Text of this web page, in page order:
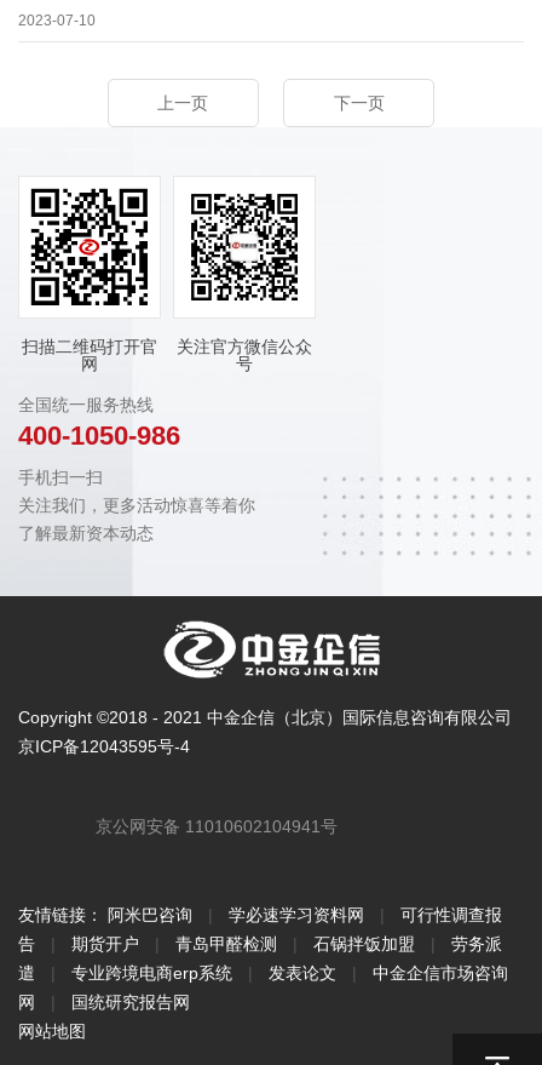
2023-07-10
上一页 下一页
扫描二维码打开官
网
关注官方微信公众
号
全国统一服务热线
400-1050-986
手机扫一扫
关注我们，更多活动惊喜等着你
了解最新资本动态
Copyright ©2018 - 2021 中金企信（北京）国际信息咨询有限公司
京ICP备12043595号-4
京公网安备 11010602104941号
友情链接： 阿米巴咨询 | 学必速学习资料网 |
可行性调查报
告
| 期货开户 | 青岛甲醛检测 | 石锅拌饭加盟 |
劳务派
遣
| 专业跨境电商erp系统 | 发表论文 |
中金企信市场咨询
网
|
国统研究报告网
网站地图